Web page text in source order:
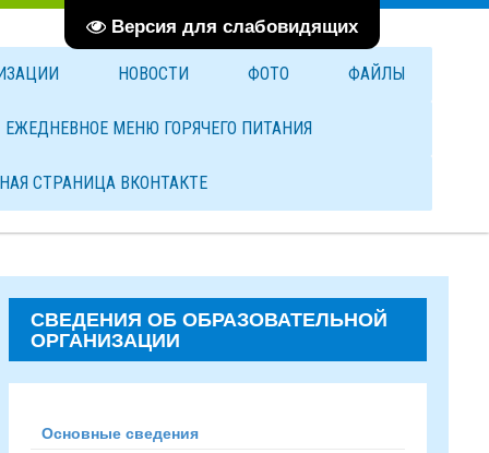
Версия для слабовидящих
НОВОСТИ ФОТО ФАЙЛЫ
ЕЖЕДНЕВНОЕ МЕНЮ ГОРЯЧЕГО ПИТАНИЯ
СТРАНИЦА ВКОНТАКТЕ
СВЕДЕНИЯ ОБ ОБРАЗОВАТЕЛЬНОЙ
ОРГАНИЗАЦИИ
Основные сведения